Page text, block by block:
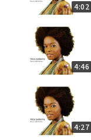
4:02
4:46
4:27